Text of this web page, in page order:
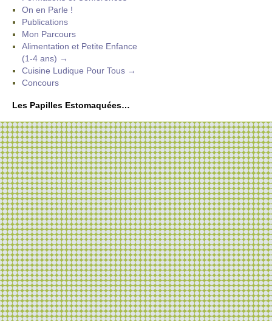
On en Parle !
Publications
Mon Parcours
Alimentation et Petite Enfance
(1-4 ans) →
Cuisine Ludique Pour Tous →
Concours
Les Papilles Estomaquées…